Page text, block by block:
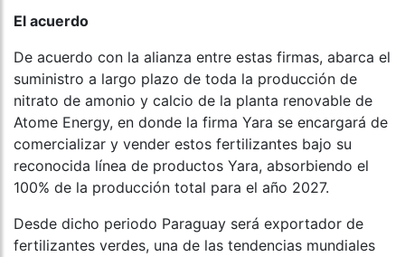
El acuerdo
De acuerdo con la alianza entre estas firmas, abarca el
suministro a largo plazo de toda la producción de
nitrato de amonio y calcio de la planta renovable de
Atome Energy, en donde la firma Yara se encargará de
comercializar y vender estos fertilizantes bajo su
reconocida línea de productos Yara, absorbiendo el
100% de la producción total para el año 2027.
Desde dicho periodo Paraguay será exportador de
fertilizantes verdes, una de las tendencias mundiales